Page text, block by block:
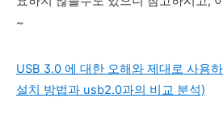
~
USB 3.0 에 대한 오해와 제대로 사용
설치 방법과 usb2.0과의 비교 분석)